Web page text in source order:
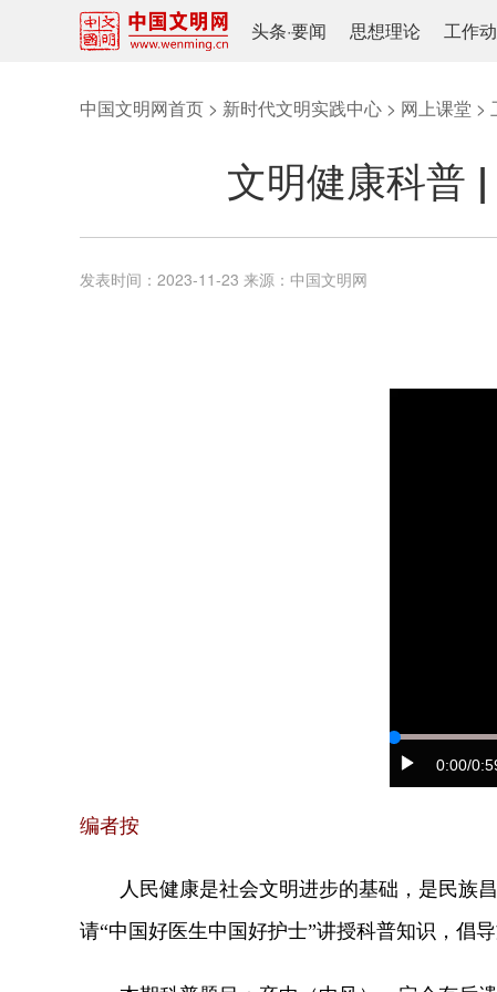
头条·要闻 思想理论 工作
中国文明网首页 > 新时代文明实践中心 > 网上课堂 >
文明健康科普
发表时间： 2023-11-23 来源： 中国文明网
0:00/
编者按
人民健康是社会文明进步的基础，是民族
请“中国好医生中国好护士”讲授科普知识，倡